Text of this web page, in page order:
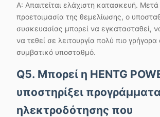
Α: Απαιτείται ελάχιστη κατασκευή. Μετά
προετοιμασία της θεμελίωσης, ο
συσκευασίας μπορεί να εγκατασταθεί,
να τεθεί σε λειτουργία πολύ πιο
συμβατικό υποσταθμό.
Q5. Μπορεί η HENTG
υποστηρίξει προγράμματα
ηλεκτροδότησης που